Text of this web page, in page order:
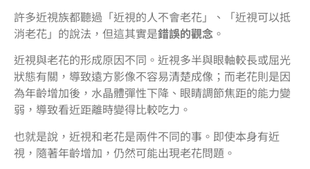
許多近視族都聽過「近視的人不會老花」、「近視可以抵
消老花」的說法，但這其實是錯誤的觀念 。
近視與老花的形成原因不同。近視多半與眼軸較長或屈光
狀態有關，導致遠方影像不容易清楚成像；而老花則是因
為年齡增加後，水晶體彈性下降、眼睛調節焦距的能力變
弱，導致看近距離時變得比較吃力。
也就是說，近視和老花是兩件不同的事。即使本身有近
視，隨著年齡增加，仍然可能出現老花問題。